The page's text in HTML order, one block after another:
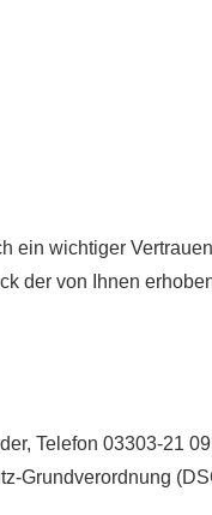
ein wichtiger
der von Ihnen
Telefon 03303-21
Grundverordnung